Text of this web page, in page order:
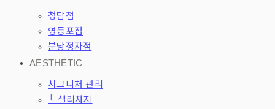
청담점
영등포점
분당정자점
AESTHETIC
시그니처 관리
└ 셀리차지